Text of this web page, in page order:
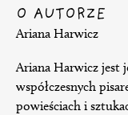
O AUTORZE
Ariana Harwicz
Ariana Harwicz jest
współczesnych
powieściach i